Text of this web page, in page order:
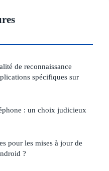
de reconnaissance
spécifiques sur
: un choix judicieux
pour les mises à jour de
?